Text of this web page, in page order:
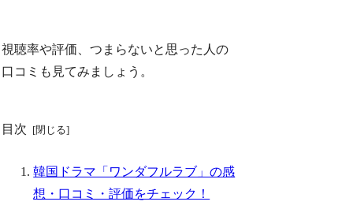
視聴率や評価、つまらないと思った人の
口コミも見てみましょう。
目次
韓国ドラマ「ワンダフルラブ」の感
想・口コミ・評価をチェック！